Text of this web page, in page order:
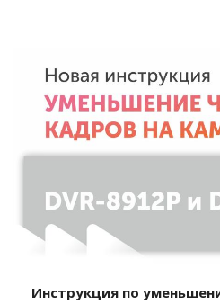
Инструкция по